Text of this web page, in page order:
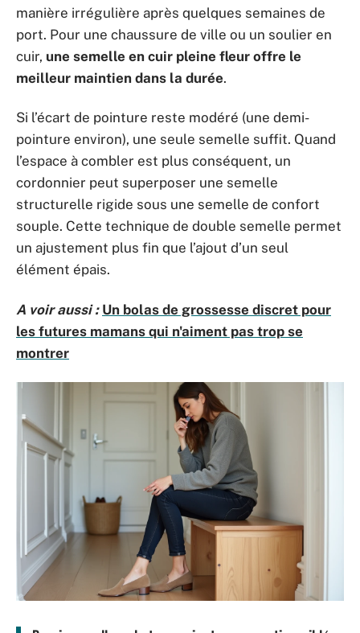
manière irrégulière après quelques semaines de
port. Pour une chaussure de ville ou un soulier en
cuir, une semelle en cuir pleine fleur offre le
meilleur maintien dans la durée.
Si l’écart de pointure reste modéré (une demi-
pointure environ), une seule semelle suffit. Quand
l’espace à combler est plus conséquent, un
cordonnier peut superposer une semelle
structurelle rigide sous une semelle de confort
souple. Cette technique de double semelle permet
un ajustement plus fin que l’ajout d’un seul
élément épais.
A voir aussi : Un bolas de grossesse discret pour
les futures mamans qui n'aiment pas trop se
montrer